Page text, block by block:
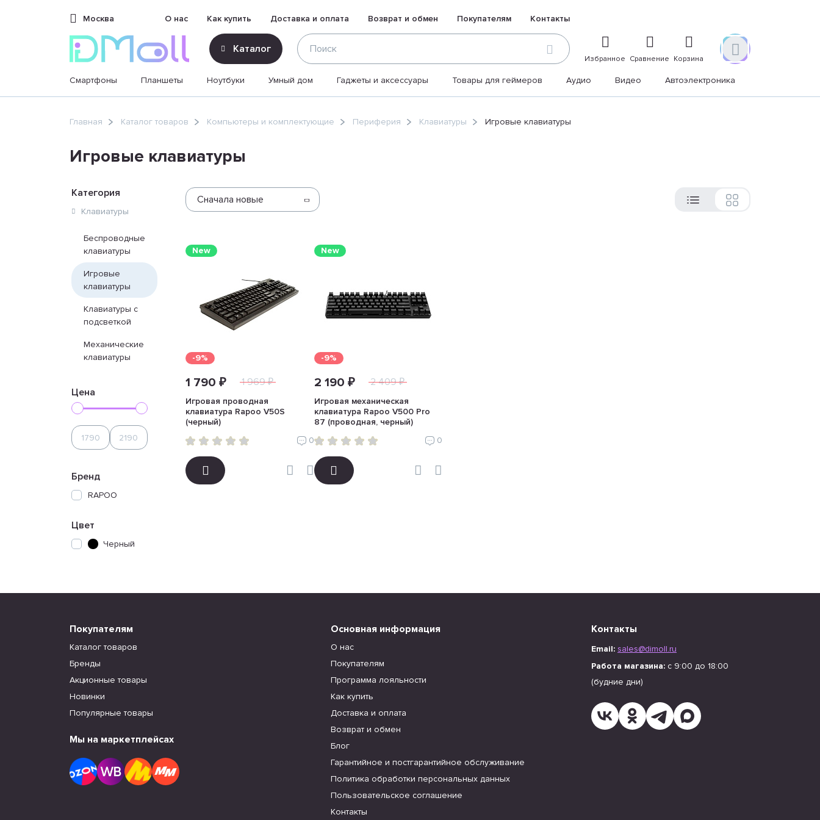
Москва О нас Как купить Доставка и оплата Возврат и обмен Покупателям Контакты
Каталог
Избранное Сравнение Корзина
Смартфоны Планшеты Ноутбуки Умный дом Гаджеты и аксессуары Товары для геймеров Аудио Видео Автоэлектроника
sales@dimoll.ruГлавная Каталог товаров Компьютеры и комплектующие Периферия Клавиатуры Игровые клавиатуры
Игровые клавиатуры
Категория
Клавиатуры
Беспроводные
клавиатуры
Игровые
клавиатуры
Клавиатуры с
подсветкой
Механические
клавиатуры
Цена
Бренд
RAPOO
Цвет
Черный
Сначала новые
New
-9%
1 790 ₽ 1 969 ₽
Игровая проводная
клавиатура Rapoo V50S
(черный)
0
New
-9%
2 190 ₽ 2 409 ₽
Игровая механическая
клавиатура Rapoo V500 Pro
87 (проводная, черный)
0
Покупателям
Каталог товаров
Бренды
Акционные товары
Новинки
Популярные товары
Мы на маркетплейсах
Основная информация
О нас
Покупателям
Программа лояльности
Как купить
Доставка и оплата
Возврат и обмен
Блог
Гарантийное и постгарантийное обслуживание
Политика обработки персональных данных
Пользовательское соглашение
Контакты
Контакты
Email: sales@dimoll.ru
Работа магазина: с 9:00 до 18:00
(будние дни)